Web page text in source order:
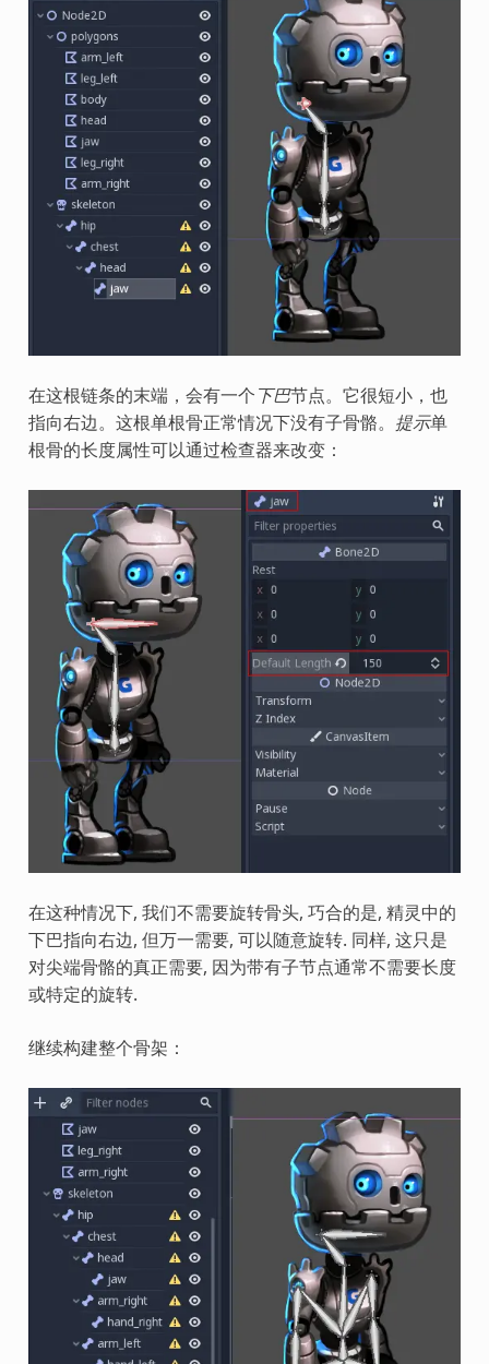
在这根链条的末端，会有一个下巴节点。它很短小，也
指向右边。这根单根骨正常情况下没有子骨骼。 提示单
根骨的长度属性可以通过检查器来改变：
在这种情况下, 我们不需要旋转骨头, 巧合的是, 精灵中的
下巴指向右边, 但万一需要, 可以随意旋转. 同样, 这只是
对尖端骨骼的真正需要, 因为带有子节点通常不需要长度
或特定的旋转.
继续构建整个骨架：